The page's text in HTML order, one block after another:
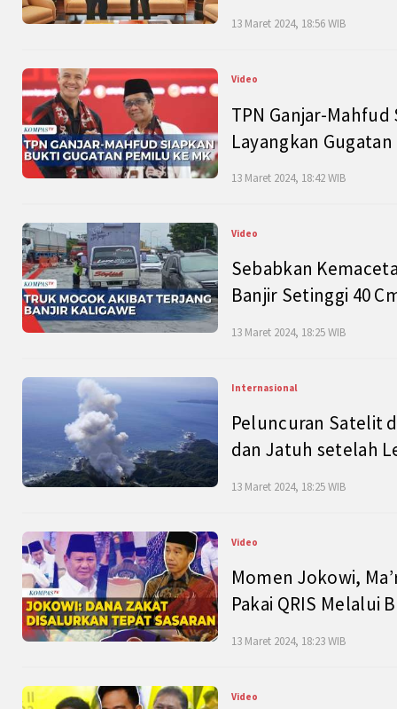
13 Maret 2024, 18:56 WIB
Video
TPN Ganjar-
Layangkan
13 Maret 2024, 18:42 WIB
Video
Sebabkan
Banjir Setinggi 40
13 Maret 2024, 18:25 WIB
Internasional
Peluncuran Satelit
dan Jatuh setelah
13 Maret 2024, 18:25 WIB
Video
Momen Jokowi,
Pakai QRIS Melalui
13 Maret 2024, 18:23 WIB
Video